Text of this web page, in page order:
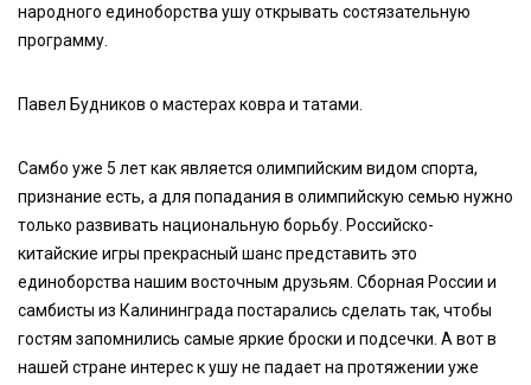
народного единоборства ушу открывать состязательную
программу.
Павел Будников о мастерах ковра и татами.
Самбо уже 5 лет как является олимпийским видом спорта,
признание есть, а для попадания в олимпийскую семью нужно
только развивать национальную борьбу. Российско-
китайские игры прекрасный шанс представить это
единоборства нашим восточным друзьям. Сборная России и
самбисты из Калининграда постарались сделать так, чтобы
гостям запомнились самые яркие броски и подсечки. А вот в
нашей стране интерес к ушу не падает на протяжении уже